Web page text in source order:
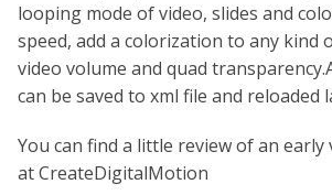
looping mode of video, slides and
speed, add a colorization to any kind
video volume and quad
can be saved to xml file and reloaded
You can find a little review of an
at CreateDigitalMotion